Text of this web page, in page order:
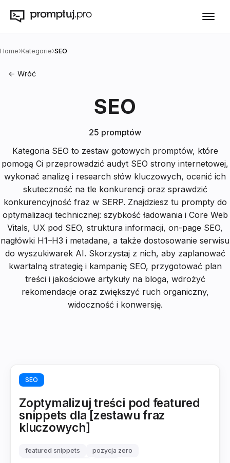
Home›Kategorie›SEO
← Wróć
SEO
25 promptów
Kategoria SEO to zestaw gotowych promptów, które
pomogą Ci przeprowadzić audyt SEO strony internetowej,
wykonać analizę i research słów kluczowych, ocenić ich
skuteczność na tle konkurencji oraz sprawdzić
konkurencyjność fraz w SERP. Znajdziesz tu prompty do
optymalizacji technicznej: szybkość ładowania i Core Web
Vitals, UX pod SEO, struktura informacji, on-page SEO,
nagłówki H1–H3 i metadane, a także dostosowanie serwisu
do wyszukiwarek AI. Skorzystaj z nich, aby zaplanować
kwartalną strategię i kampanię SEO, przygotować plan
treści i jakościowe artykuły na bloga, wdrożyć
rekomendacje oraz zwiększyć ruch organiczny,
widoczność i konwersję.
SEO
Zoptymalizuj treści pod featured
snippets dla [zestawu fraz
kluczowych]
featured snippets
pozycja zero